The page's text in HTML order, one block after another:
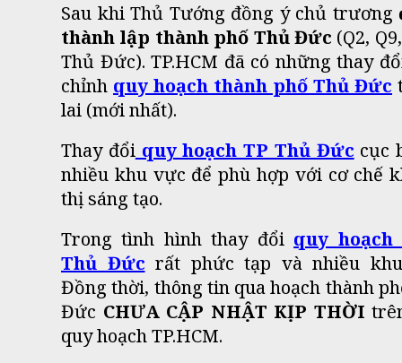
Sau khi Thủ Tướng đồng ý chủ trương
thành lập thành phố Thủ Đức (Q2,
Thủ Đức). TP.HCM đã có những thay
chỉnh quy hoạch thành phố Thủ Đức
lai (mới nhất).
Thay đổiquy hoạch TP Thủ Đức cục
nhiều khu vực để phù hợp với cơ chế
thị sáng tạo.
Trong tình hình thay đổi quy hoạch
Thủ Đức rất phức tạp và nhiều
Đồng thời, thông tin qua hoạch thành
Đức CHƯA CẬP NHẬT KỊP THỜI
quy hoạch TP.HCM.